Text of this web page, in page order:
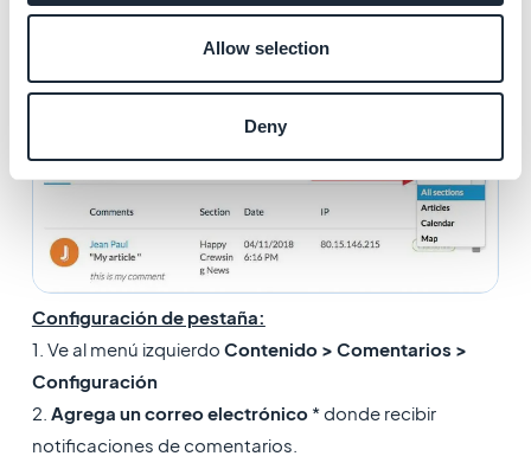
Allow selection
Deny
Nota:En la parte de arriba derecha, puedes filtrar los
comentarios por sección, o elegir mostrar los
Configuración de pestaña:
1. Ve al menú izquierdo Contenido > Comentarios >
Configuración
2. Agrega un correo electrónico * donde recibir
notificaciones de comentarios.